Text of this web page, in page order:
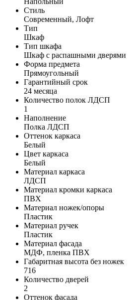
Стиль
Современный, Лофт
Тип
Шкаф
Тип шкафа
Шкаф с распашными дверями
Форма предмета
Прямоугольный
Гарантийный срок
24 месяца
Количество полок ЛДСП
1
Наполнение
Полка ЛДСП
Оттенок каркаса
Белый
Цвет каркаса
Белый
Материал каркаса
ЛДСП
Материал кромки каркаса
ПВХ
Материал ножек/опоры
Пластик
Материал ручек
Пластик
Материал фасада
МДФ, пленка ПВХ
Габаритная высота без ножек
716
Количество дверей
2
Оттенок фасада